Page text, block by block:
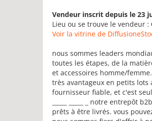
Vendeur inscrit depuis le 23
Lieu ou se trouve le vendeur :
Voir la vitrine de
nous sommes leaders
toutes les étapes, de la
et accessoires homme/
très avantageux en petits
fournisseur fiable, et c'est
_____ _____ _ notre
prêts à être livrés. vous